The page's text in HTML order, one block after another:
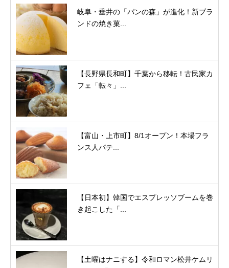
岐阜・垂井の「パンの森」が進化！新ブラ
ンドの焼き菓...
【長野県長和町】千葉から移転！古民家カ
フェ「転々」...
【富山・上市町】8/1オープン！本場フラ
ンス人パテ...
【日本初】韓国でエスプレッソブームを巻
き起こした「...
【土曜はナニする】令和ロマン松井ケムリ